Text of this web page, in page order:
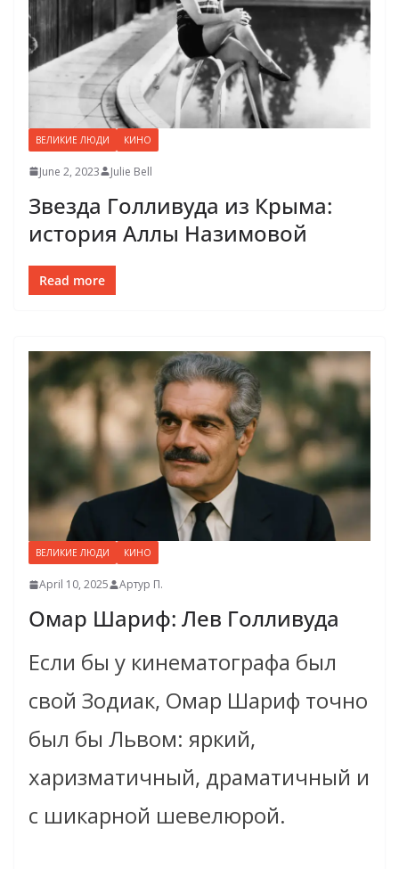
ВЕЛИКИЕ ЛЮДИ КИНО
June 2, 2023 Julie Bell
Звезда Голливуда из Крыма:
история Аллы Назимовой
Read more
ВЕЛИКИЕ ЛЮДИ КИНО
April 10, 2025 Артур П.
Омар Шариф: Лев Голливуда
Если бы у кинематографа был
свой Зодиак, Омар Шариф точно
был бы Львом: яркий,
харизматичный, драматичный и
с шикарной шевелюрой.